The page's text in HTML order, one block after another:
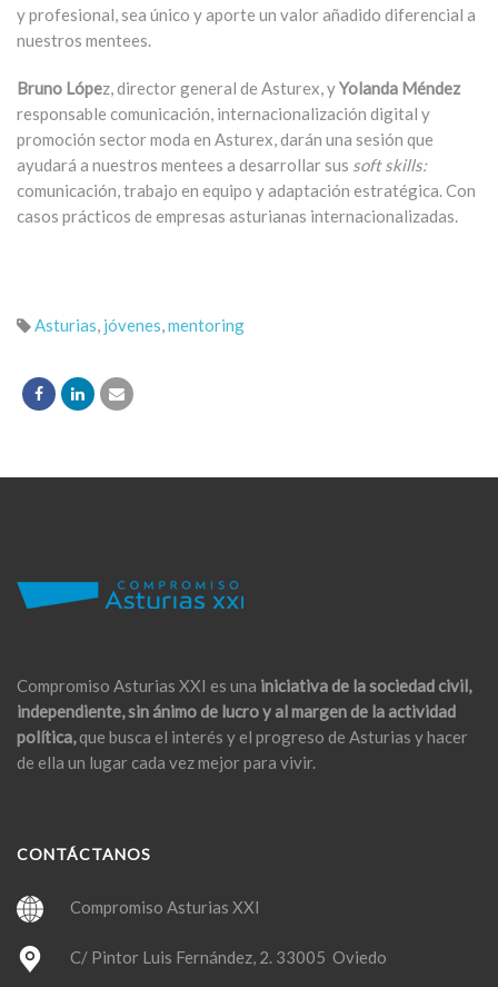
y profesional, sea único y aporte un valor añadido diferencial a
nuestros mentees.
Bruno López, director general de Asturex, yYolanda Méndez
responsable comunicación, internacionalización digital y
promoción sector moda en Asturex, darán una sesión que
ayudará a nuestros mentees a desarrollar sus soft skills:
comunicación, trabajo en equipo y adaptación estratégica. Con
casos prácticos de empresas asturianas internacionalizadas.
Asturias jóvenes mentoring
Compromiso Asturias XXI es una iniciativa de la sociedad civil,
independiente, sin ánimo de lucro y al margen de la actividad
política,que busca el interés y el progreso de Asturias y hacer
de ella un lugar cada vez mejor para vivir.
CONTÁCTANOS
Compromiso Asturias XXI
C/ Pintor Luis Fernández, 2. 33005 Oviedo